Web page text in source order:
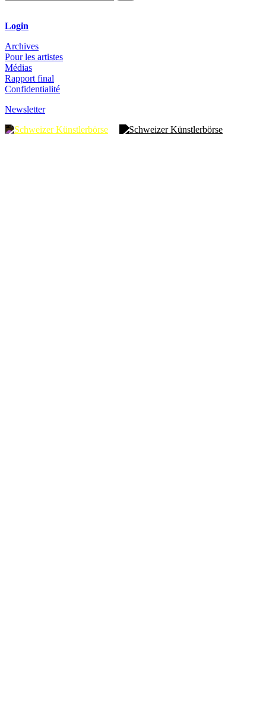
Login
Archives
Pour les artistes
Médias
Rapport final
Confidentialité
Newsletter